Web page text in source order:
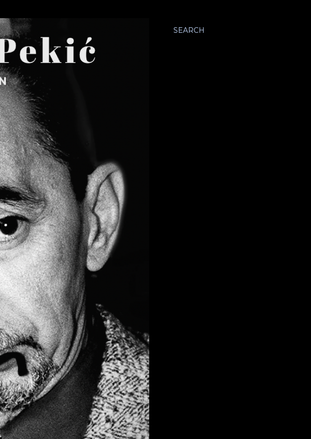
SEARCH